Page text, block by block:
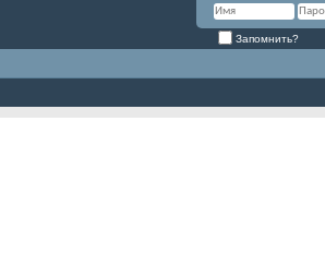
Запомнить?